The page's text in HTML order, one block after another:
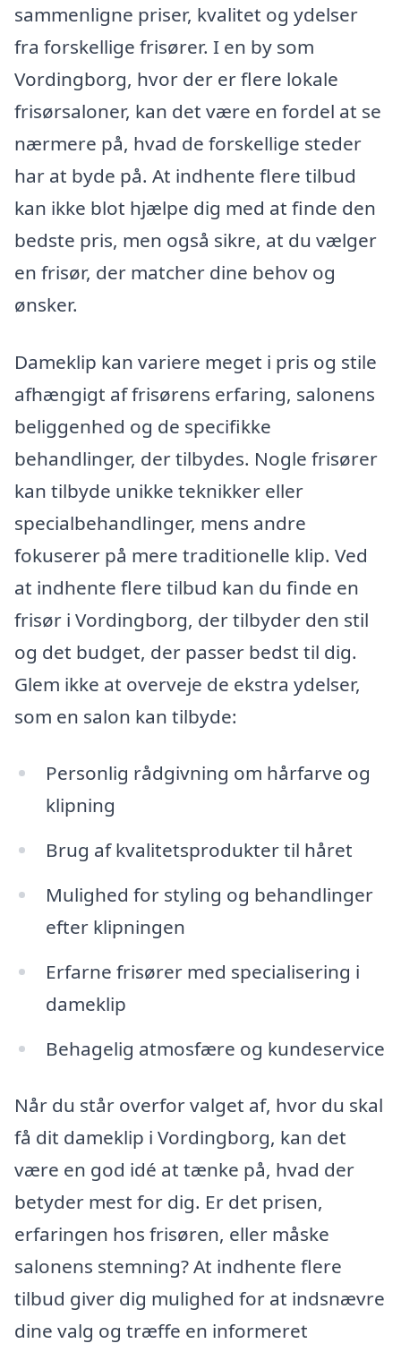
sammenligne priser, kvalitet og ydelser
fra forskellige frisører. I en by som
Vordingborg, hvor der er flere lokale
frisørsaloner, kan det være en fordel at se
nærmere på, hvad de forskellige steder
har at byde på. At indhente flere tilbud
kan ikke blot hjælpe dig med at finde den
bedste pris, men også sikre, at du vælger
en frisør, der matcher dine behov og
ønsker.
Dameklip kan variere meget i pris og stile
afhængigt af frisørens erfaring, salonens
beliggenhed og de specifikke
behandlinger, der tilbydes. Nogle frisører
kan tilbyde unikke teknikker eller
specialbehandlinger, mens andre
fokuserer på mere traditionelle klip. Ved
at indhente flere tilbud kan du finde en
frisør i Vordingborg, der tilbyder den stil
og det budget, der passer bedst til dig.
Glem ikke at overveje de ekstra ydelser,
som en salon kan tilbyde:
Personlig rådgivning om hårfarve og
klipning
Brug af kvalitetsprodukter til håret
Mulighed for styling og behandlinger
efter klipningen
Erfarne frisører med specialisering i
dameklip
Behagelig atmosfære og kundeservice
Når du står overfor valget af, hvor du skal
få dit dameklip i Vordingborg, kan det
være en god idé at tænke på, hvad der
betyder mest for dig. Er det prisen,
erfaringen hos frisøren, eller måske
salonens stemning? At indhente flere
tilbud giver dig mulighed for at indsnævre
dine valg og træffe en informeret